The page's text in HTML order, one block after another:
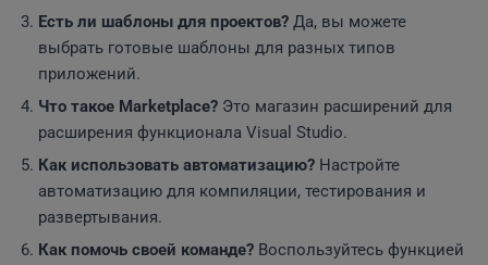
Есть ли шаблоны для проектов? Да, вы можете
выбрать готовые шаблоны для разных типов
приложений.
Что такое Marketplace? Это магазин расширений для
расширения функционала Visual Studio.
Как использовать автоматизацию? Настройте
автоматизацию для компиляции, тестирования и
развертывания.
Как помочь своей команде? Воспользуйтесь функцией